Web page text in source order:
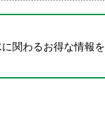
関わるお得な情報を